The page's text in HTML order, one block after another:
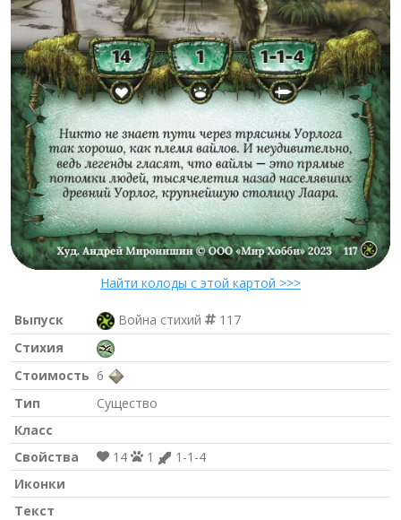
Найти колоды с этой картой >>>
Выпуск Война стихий
117
Стихия
Стоимость 6
Тип
Существо
Класс
Свойства
14 1
1-1-4
Иконки
Текст